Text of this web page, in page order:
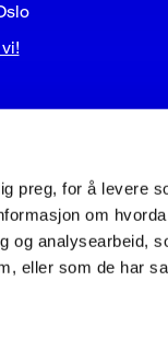
preg, for å levere
om
og analysearbeid,
eller som de har